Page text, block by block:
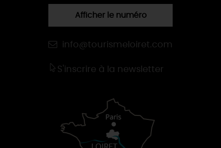
Afficher le numéro
info@tourismeloiret.com
S'inscrire à la newsletter